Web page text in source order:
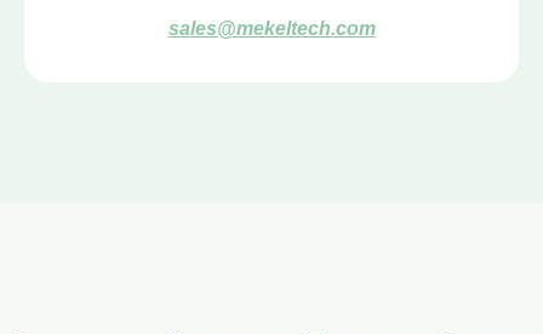
sales@mekeltech.com